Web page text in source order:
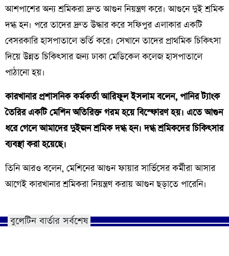
আশপাশের অন্য শ্রমিকরা দ্রুত আগুন নিয়ন্ত্রণ করে। আগুনে দুই শ্রমিক
দগ্ধ হন। পরে তাদের দ্রুত উদ্ধার করে সফিপুর এলাকার একটি
বেসরকারি হাসপাতালে ভর্তি করে। সেখানে তাদের প্রাথমিক চিকিৎসা
দিয়ে উন্নত চিকিৎসার জন্য ঢাকা মেডিকেল কলেজ হাসপাতালে
পাঠানো হয়।
কারখানার প্রশাসনিক কর্মকর্তা আরিফুল ইসলাম বলেন, পানির ট্যাংক
তৈরির একটি মেশিন অতিরিক্ত গরম হয়ে বিস্ফোরণ হয়। এতে আগুন
ধরে গেলে আমাদের দুইজন শ্রমিক দগ্ধ হন। দগ্ধ শ্রমিকদের চিকিৎসার
ব্যবস্থা করা হয়েছে।
তিনি আরও বলেন, মেশিনের আগুন ফায়ার সার্ভিসের কর্মীরা আসার
আগেই কারখানার শ্রমিকরা নিয়ন্ত্রণ করায় আগুন ছড়াতে পারেনি।
বুলেটিন বার্তার সর্বশেষ